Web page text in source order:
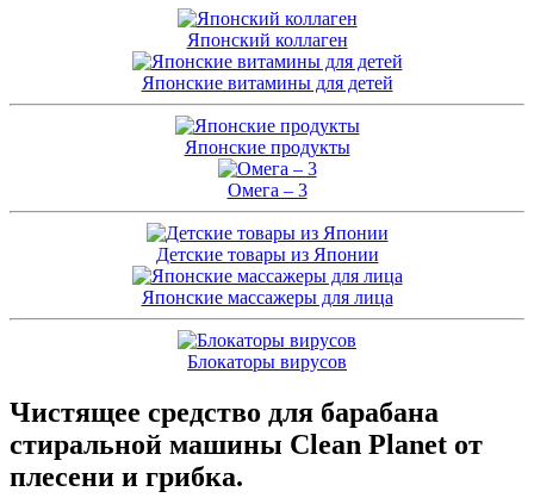
Японский коллаген
Японские витамины для детей
Японские продукты
Омега – 3
Детские товары из Японии
Японские массажеры для лица
Блокаторы вирусов
Чистящее средство для барабана
стиральной машины Clean Planet от
плесени и грибка.